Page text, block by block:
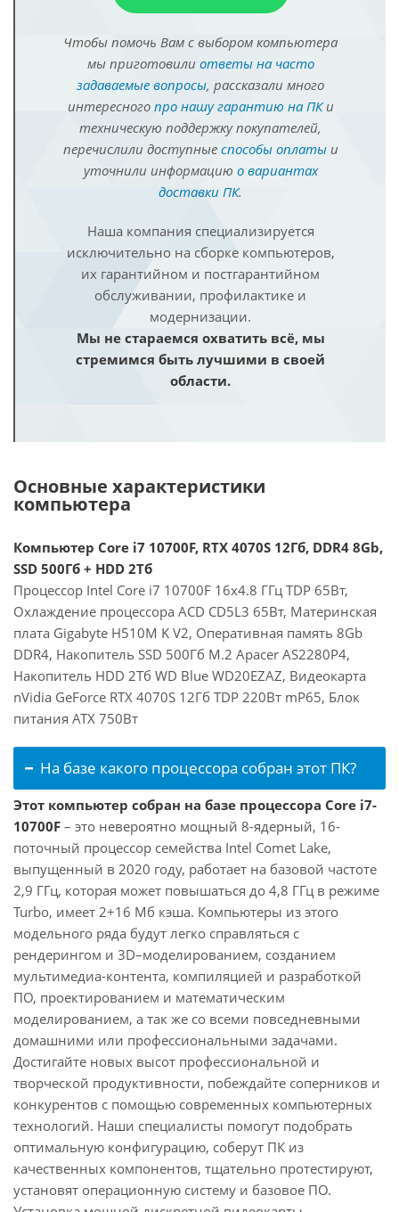
Чтобы помочь Вам с выбором компьютера
мы приготовили ответы на часто
задаваемые вопросы, рассказали много
интересного про нашу гарантию на ПКи
техническую поддержку покупателей,
перечислили доступные способы оплатыи
уточнили информацию о вариантах
доставки ПК.
Наша компания специализируется
исключительно на сборке компьютеров,
их гарантийном и постгарантийном
обслуживании, профилактике и
модернизации.
Мы не стараемся охватить всё, мы
стремимся быть лучшими в своей
области.
Основные характеристики
компьютера
Компьютер Core i7 10700F, RTX 4070S 12Гб, DDR4 8Gb,
SSD 500Гб + HDD 2Тб
Процессор Intel Core i7 10700F 16x4.8 ГГц TDP 65Вт,
Охлаждение процессора ACD CD5L3 65Вт, Материнская
плата Gigabyte H510M K V2, Оперативная память 8Gb
DDR4, Накопитель SSD 500Гб M.2 Apacer AS2280P4,
Накопитель HDD 2Тб WD Blue WD20EZAZ, Видеокарта
nVidia GeForce RTX 4070S 12Гб TDP 220Вт mP65, Блок
питания ATX 750Вт
На базе какого процессора собран этот ПК?
Этот компьютер собран на базе процессора Core i7-
10700F – это невероятно мощный 8-ядерный, 16-
поточный процессор семейства Intel Comet Lake,
выпущенный в 2020 году, работает на базовой частоте
2,9 ГГц, которая может повышаться до 4,8 ГГц в режиме
Turbo, имеет 2+16 Мб кэша. Компьютеры из этого
модельного ряда будут легко справляться с
рендерингом и 3D–моделированием, созданием
мультимедиа-контента, компиляцией и разработкой
ПО, проектированием и математическим
моделированием, а так же со всеми повседневными
домашними или профессиональными задачами.
Достигайте новых высот профессиональной и
творческой продуктивности, побеждайте соперников и
конкурентов с помощью современных компьютерных
технологий. Наши специалисты помогут подобрать
оптимальную конфигурацию, соберут ПК из
качественных компонентов, тщательно протестируют,
установят операционную систему и базовое ПО.